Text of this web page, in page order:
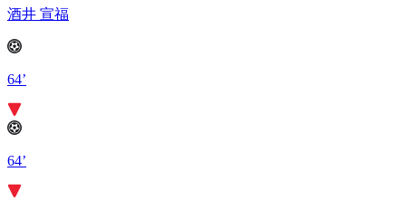
酒井 宣福
64’
64’